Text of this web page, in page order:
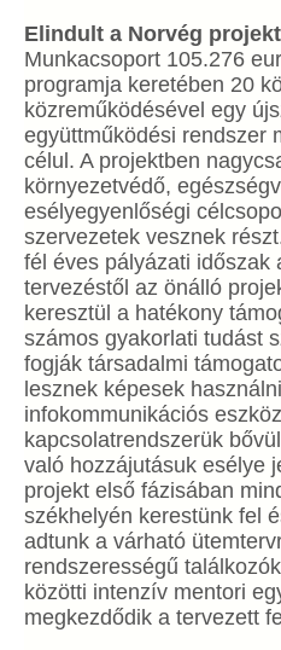
Elindult a Norvég
Munkacsoport 105.276
programja keretében 20
közreműködésével egy
együttműködési rendszer
célul. A projektben
környezetvédő,
esélyegyenlőségi
szervezetek vesznek
fél éves pályázati időszak
tervezéstől az önálló
keresztül a hatékony
számos gyakorlati tudást
fogják társadalmi
lesznek képesek
infokommunikációs
kapcsolatrendszerük
való hozzájutásuk esélye
projekt első fázisában
székhelyén kerestünk fel
adtunk a várható
rendszerességű
közötti intenzív mentori
megkezdődik a tervezett